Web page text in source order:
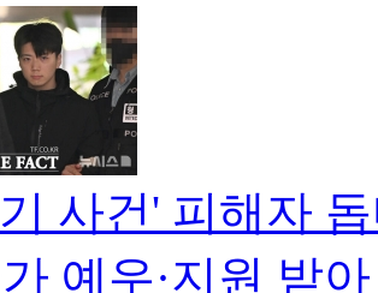
사건' 피해자
예우·지원 받